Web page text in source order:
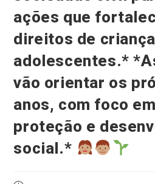
ações que
direitos de
adolescentes.*
vão orientar os
anos, com foco
proteção e
social.*